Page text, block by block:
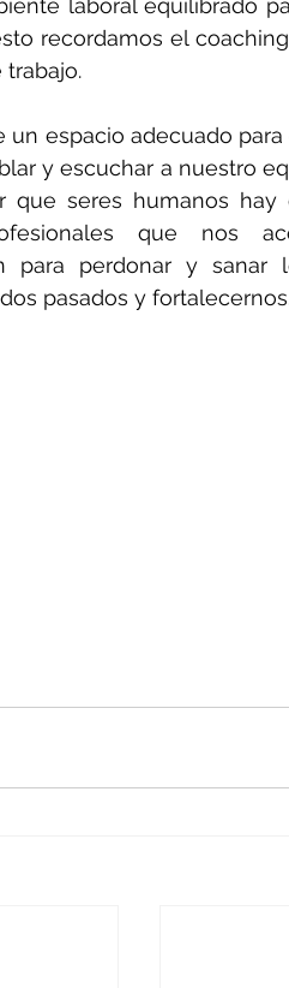
laboral equilibrado
recordamos el
un espacio adecuado para
y escuchar a nuestro
que seres humanos hay
que nos
para perdonar y sanar
pasados y